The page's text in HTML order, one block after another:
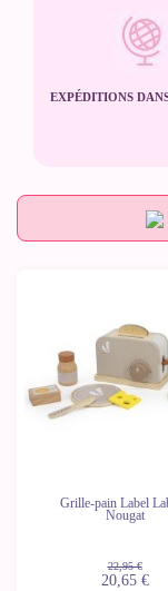
EXPÉDITIONS
Grille-pain Label
Nougat
22,95 €
20,65 €